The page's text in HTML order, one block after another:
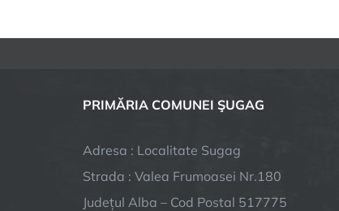
PRIMĂRIA COMUNEI ŞUGAG
Adresa : Localitate Sugag
Strada : Valea Frumoasei Nr.180
Județul Alba – Cod Postal 517775